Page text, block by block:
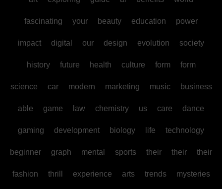
fascinating your beauty education power
impact digital our design evolution society
history future health culture form form
science car modern marketing music business
able game law chemistry us care dance
gaming development biology life technology
beginner graph mental sports their their their
fashion thrill experience arts trends mysteries